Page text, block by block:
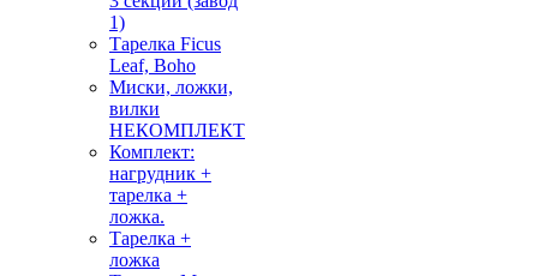
1)
Тарелка Ficus
Leaf, Boho
Миски, ложки,
вилки
НЕКОМПЛЕКТ
Комплект:
нагрудник +
тарелка +
ложка.
Тарелка +
ложка